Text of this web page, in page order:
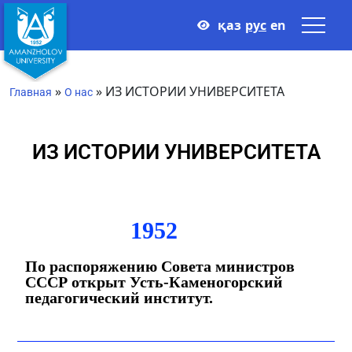
қаз рус en
Главная » О нас » ИЗ ИСТОРИИ УНИВЕРСИТЕТА
ИЗ ИСТОРИИ УНИВЕРСИТЕТА
1952
По распоряжению Совета министров
СССР открыт Усть-Каменогорский
педагогический институт.